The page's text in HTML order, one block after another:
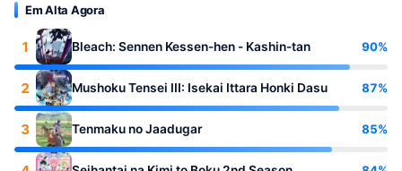
Em Alta Agora
1 Bleach: Sennen Kessen-hen - Kashin-tan 90%
2 Mushoku Tensei III: Isekai Ittara Honki Dasu 87%
3 Tenmaku no Jaadugar 85%